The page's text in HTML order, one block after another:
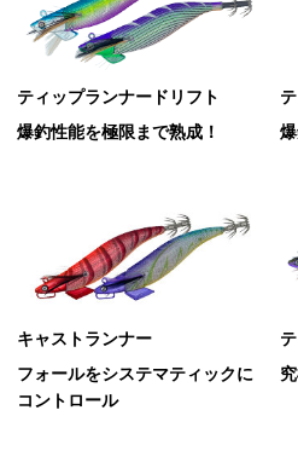
ティップランナードリフト
爆釣性能を極限まで熟成！
キャストランナー
フォールをシステマティックに
コントロール